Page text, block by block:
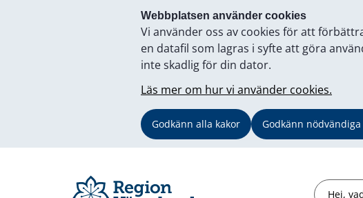
Webbplatsen använder cookies
Vi använder oss av cookies för att
en datafil som lagras i syfte att göra
inte skadlig för din dator.
Läs mer om hur vi använder cookies.
Godkänn alla kakor Godkänn
Sök